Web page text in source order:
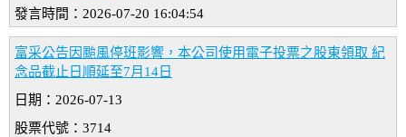
發言時間：2026-07-20 16:04:54
富采公告因颱風停班影響，本公司使用電子投票之股東領取 紀
念品截止日順延至7月14日
日期：2026-07-13
股票代號：3714